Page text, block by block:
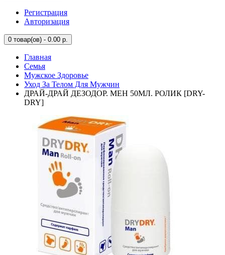
Регистрация
Авторизация
0 товар(ов) - 0.00 р.
Главная
Семья
Мужское Здоровье
Уход За Телом Для Мужчин
ДРАЙ-ДРАЙ ДЕЗОДОР. МЕН 50МЛ. РОЛИК [DRY-
DRY]